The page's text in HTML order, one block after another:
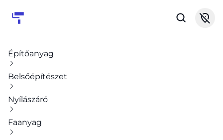
Építőanyag
Belsőépítészet
Nyílászáró
Faanyag